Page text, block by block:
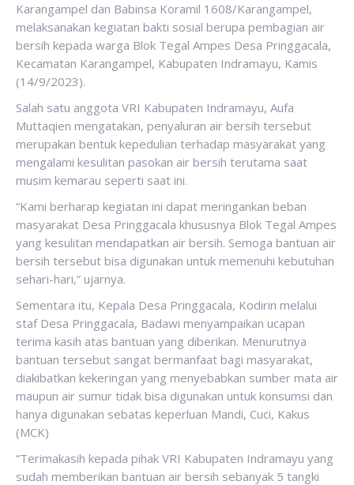
Karangampel dan Babinsa Koramil 1608/Karangampel,
melaksanakan kegiatan bakti sosial berupa pembagian air
bersih kepada warga Blok Tegal Ampes Desa Pringgacala,
Kecamatan Karangampel, Kabupaten Indramayu, Kamis
(14/9/2023).
Salah satu anggota VRI Kabupaten Indramayu, Aufa
Muttaqien mengatakan, penyaluran air bersih tersebut
merupakan bentuk kepedulian terhadap masyarakat yang
mengalami kesulitan pasokan air bersih terutama saat
musim kemarau seperti saat ini.
“Kami berharap kegiatan ini dapat meringankan beban
masyarakat Desa Pringgacala khususnya Blok Tegal Ampes
yang kesulitan mendapatkan air bersih. Semoga bantuan air
bersih tersebut bisa digunakan untuk memenuhi kebutuhan
sehari-hari,” ujarnya.
Sementara itu, Kepala Desa Pringgacala, Kodirin melalui
staf Desa Pringgacala, Badawi menyampaikan ucapan
terima kasih atas bantuan yang diberikan. Menurutnya
bantuan tersebut sangat bermanfaat bagi masyarakat,
diakibatkan kekeringan yang menyebabkan sumber mata air
maupun air sumur tidak bisa digunakan untuk konsumsi dan
hanya digunakan sebatas keperluan Mandi, Cuci, Kakus
(MCK)
“Terimakasih kepada pihak VRI Kabupaten Indramayu yang
sudah memberikan bantuan air bersih sebanyak 5 tangki